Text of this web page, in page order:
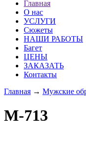
Главная
О нас
УСЛУГИ
Сюжеты
НАШИ РАБОТЫ
Багет
ЦЕНЫ
ЗАКАЗАТЬ
Контакты
Главная → Мужские
M-713